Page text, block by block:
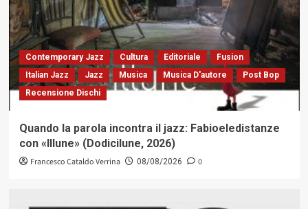
Contemporary Jazz Cultura Editoriale
Fusion
Italian Jazz
Jazz Musica Musica D'autore
Post Bop
Recensione Dischi
Quando la parola incontra il jazz: Fabioeledistanze
con «Illune» (Dodicilune, 2026)
Francesco Cataldo Verrina 08/08/2026 0